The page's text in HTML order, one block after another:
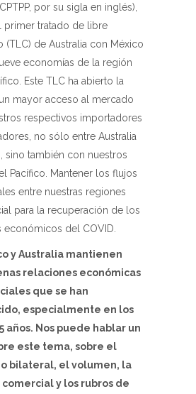
por su sigla en inglés),
primer tratado de libre
(TLC) de Australia con México
economías de la región
Este TLC ha abierto la
mayor acceso al mercado
respectivos importadores
no sólo entre Australia
sino también con nuestros
Pacífico. Mantener los flujos
entre nuestras regiones
para la recuperación de los
económicos del COVID.
y Australia mantienen
relaciones económicas
que se han
especialmente en los
años. Nos puede hablar un
este tema, sobre el
bilateral, el volumen, la
comercial y los rubros de